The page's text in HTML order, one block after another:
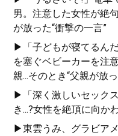
男。注意した女性が絶
が放った“衝撃の一言”
▶「子どもが寝てるん
を塞ぐベビーカーを注
親...そのとき“父親が放
▶「深く激しいセック
き...?女性を絶頂に向か
▶東雲うみ、グラビア